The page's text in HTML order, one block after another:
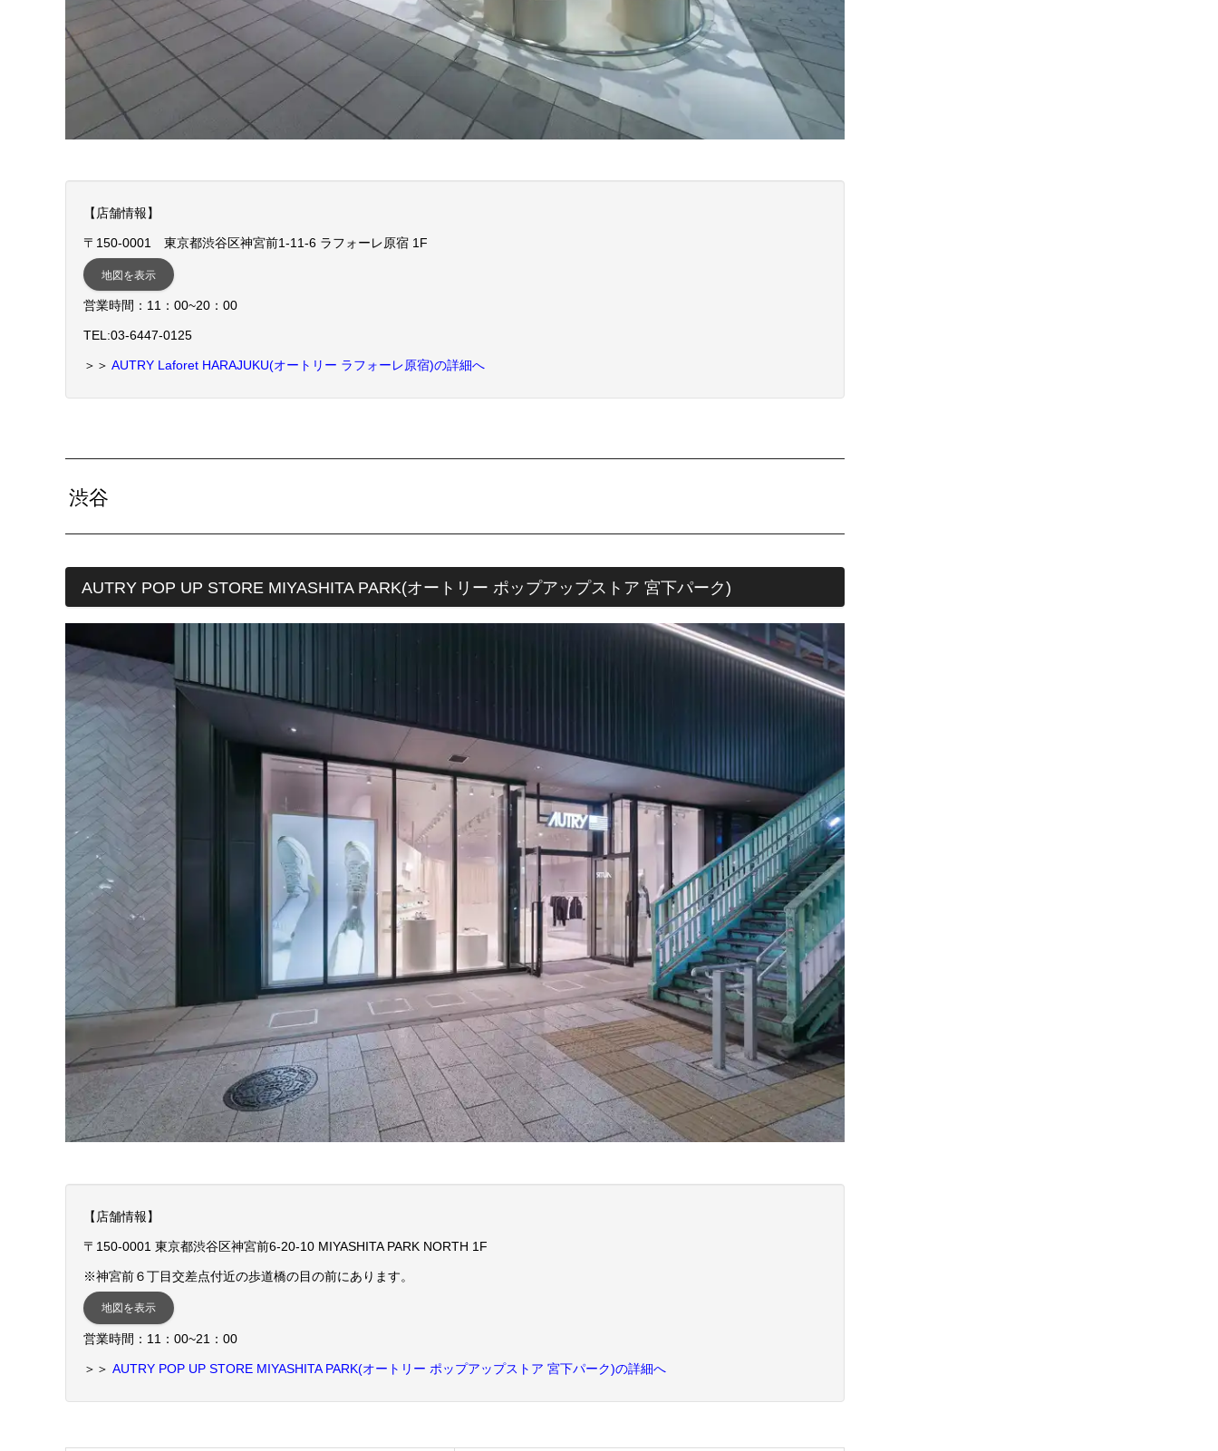
【店舗情報】
〒150-0001 東京都渋谷区神宮前1-11-6 ラフォーレ原宿 1F
地図を表示
営業時間：11：00~20：00
TEL:03-6447-0125
＞＞ AUTRY Laforet HARAJUKU(オートリー ラフォーレ原宿)の詳細へ
渋谷
AUTRY POP UP STORE MIYASHITA PARK(オートリー ポップアップストア 宮下パーク)
【店舗情報】
〒150-0001 東京都渋谷区神宮前6-20-10 MIYASHITA PARK NORTH 1F
※神宮前６丁目交差点付近の歩道橋の目の前にあります。
地図を表示
営業時間：11：00~21：00
＞＞ AUTRY POP UP STORE MIYASHITA PARK(オートリー ポップアップストア 宮下パーク)の詳細へ